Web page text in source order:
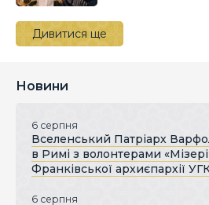
Дивитися ще
Новини
6 серпня
Вселенський Патріарх
в Римі з волонтерами
Франківської архиєпархії
6 серпня